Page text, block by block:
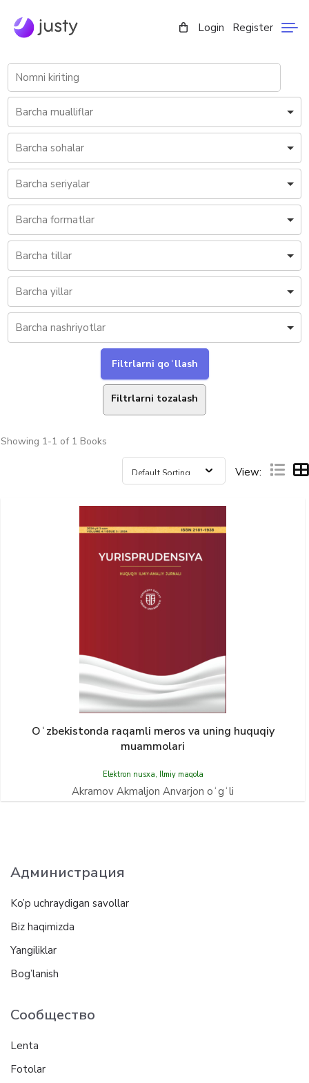
Login Register
Filtrlarni tozalash
Showing 1-1 of 1 Books
View:
Oʻzbekistonda raqamli meros va uning huquqiy
muammolari
Elektron nusxa, Ilmiy maqola
Akramov Akmaljon Anvarjon oʻgʻli
Администрация
Ko’p uchraydigan savollar
Biz haqimizda
Yangiliklar
Bog’lanish
Сообщество
Lenta
Fotolar